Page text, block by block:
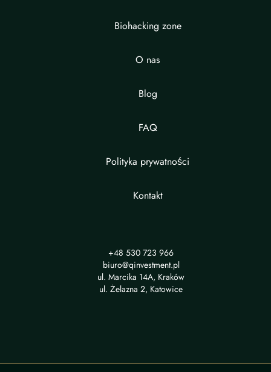
Biohacking zone
O nas
Blog
FAQ
Polityka prywatności
Kontakt
+48 530 723 966
biuro@qinvestment.pl
ul. Marcika 14A, Kraków
ul. Żelazna 2, Katowice